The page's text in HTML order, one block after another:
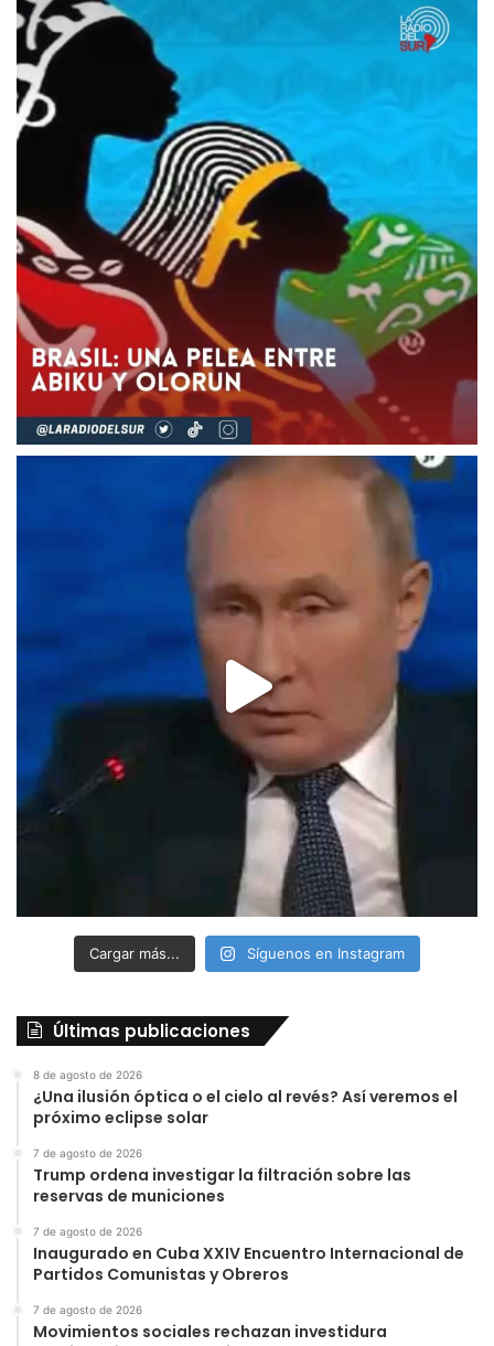
Cargar más... Síguenos en Instagram
Últimas publicaciones
8 de agosto de 2026
¿Una ilusión óptica o el cielo al revés? Así veremos el
próximo eclipse solar
7 de agosto de 2026
Trump ordena investigar la filtración sobre las
reservas de municiones
7 de agosto de 2026
Inaugurado en Cuba XXIV Encuentro Internacional de
Partidos Comunistas y Obreros
7 de agosto de 2026
Movimientos sociales rechazan investidura